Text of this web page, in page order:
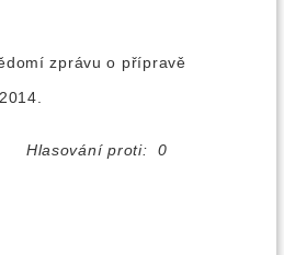
zprávu o přípravě
Hlasování proti: 0